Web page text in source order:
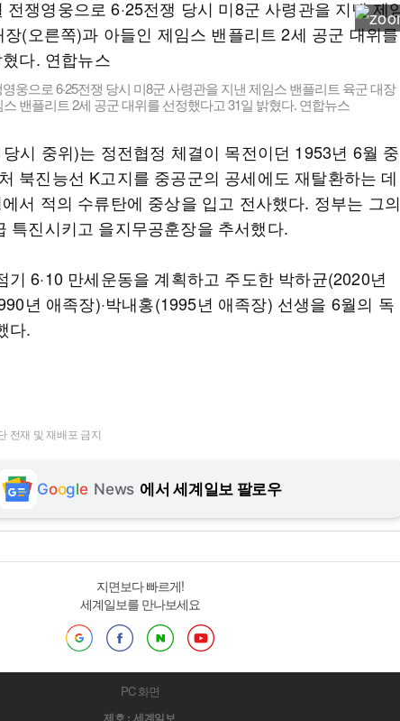
웅으로 6·25전쟁 당시 미8군 사령관을 지낸 제임스 밴플리트 육군 대장
밴플리트 2세 공군 대위를 선정했다고 31일 밝혔다. 연합뉴스
시 중위)는 정전협정 체결이 목전이던 1953년 6월 중
북진능선 K고지를 중공군의 공세에도 재탈환하는 데
서 적의 수류탄에 중상을 입고 전사했다. 정부는 그의
특진시키고 을지무공훈장을 추서했다.
기 6·10 만세운동을 계획하고 주도한 박하균(2020년
년 애족장)·박내홍(1995년 애족장) 선생을 6월의 독
다.
전재 및 재배포 금지
Google News 에서 세계일보 팔로우
지면보다 빠르게!
세계일보를 만나보세요
PC 화면
제호 : 세계일보